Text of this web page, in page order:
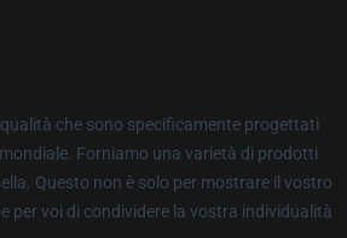
che sono specificamente progettati
Forniamo una varietà di prodotti
Questo non è solo per mostrare il vostro
per voi di condividere la vostra individualità